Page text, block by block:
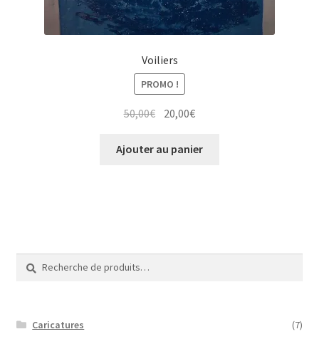
Voiliers
PROMO !
50,00€ Le
initial
20,00€Le
actuel
Ajouter au panier
Recherche
pour :
Recherche
Caricatures
(7)